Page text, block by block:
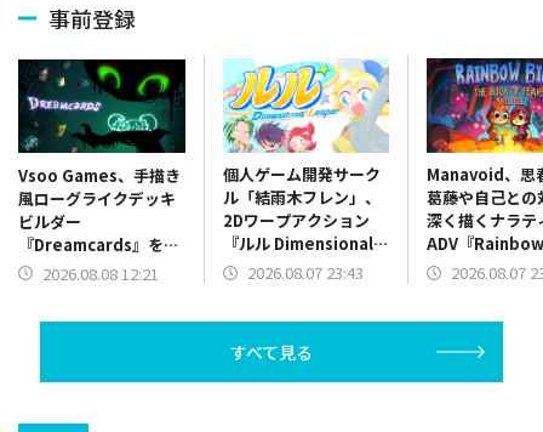
事前登録
Vsoo Games、手描き
風ローグライクデッキ
ビルダー
『Dreamcards』を
Steamにて2026年8月
2026.08.08 12:21
個人ゲーム開発サーク
ル「結雨木フレン」、
2Dワープアクション
『ルル Dimensional
Leaper』体験版をリ
2026.08.07 23:43
Manavoid、思
葛藤や自己との
深く描くナラテ
ADV『
The Book of
2026.08.07
すべて見る